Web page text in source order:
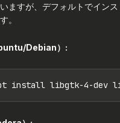
ますが、デフォルトでイン
。
Debian）:
install libgtk-4-dev